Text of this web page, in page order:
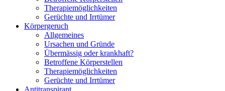
Therapiemöglichkeiten
Gerüchte und Irrtümer
Körpergeruch
Allgemeines
Ursachen und Gründe
Übermässig oder krankhaft?
Betroffene Körperstellen
Therapiemöglichkeiten
Gerüchte und Irrtümer
Antitranspirant